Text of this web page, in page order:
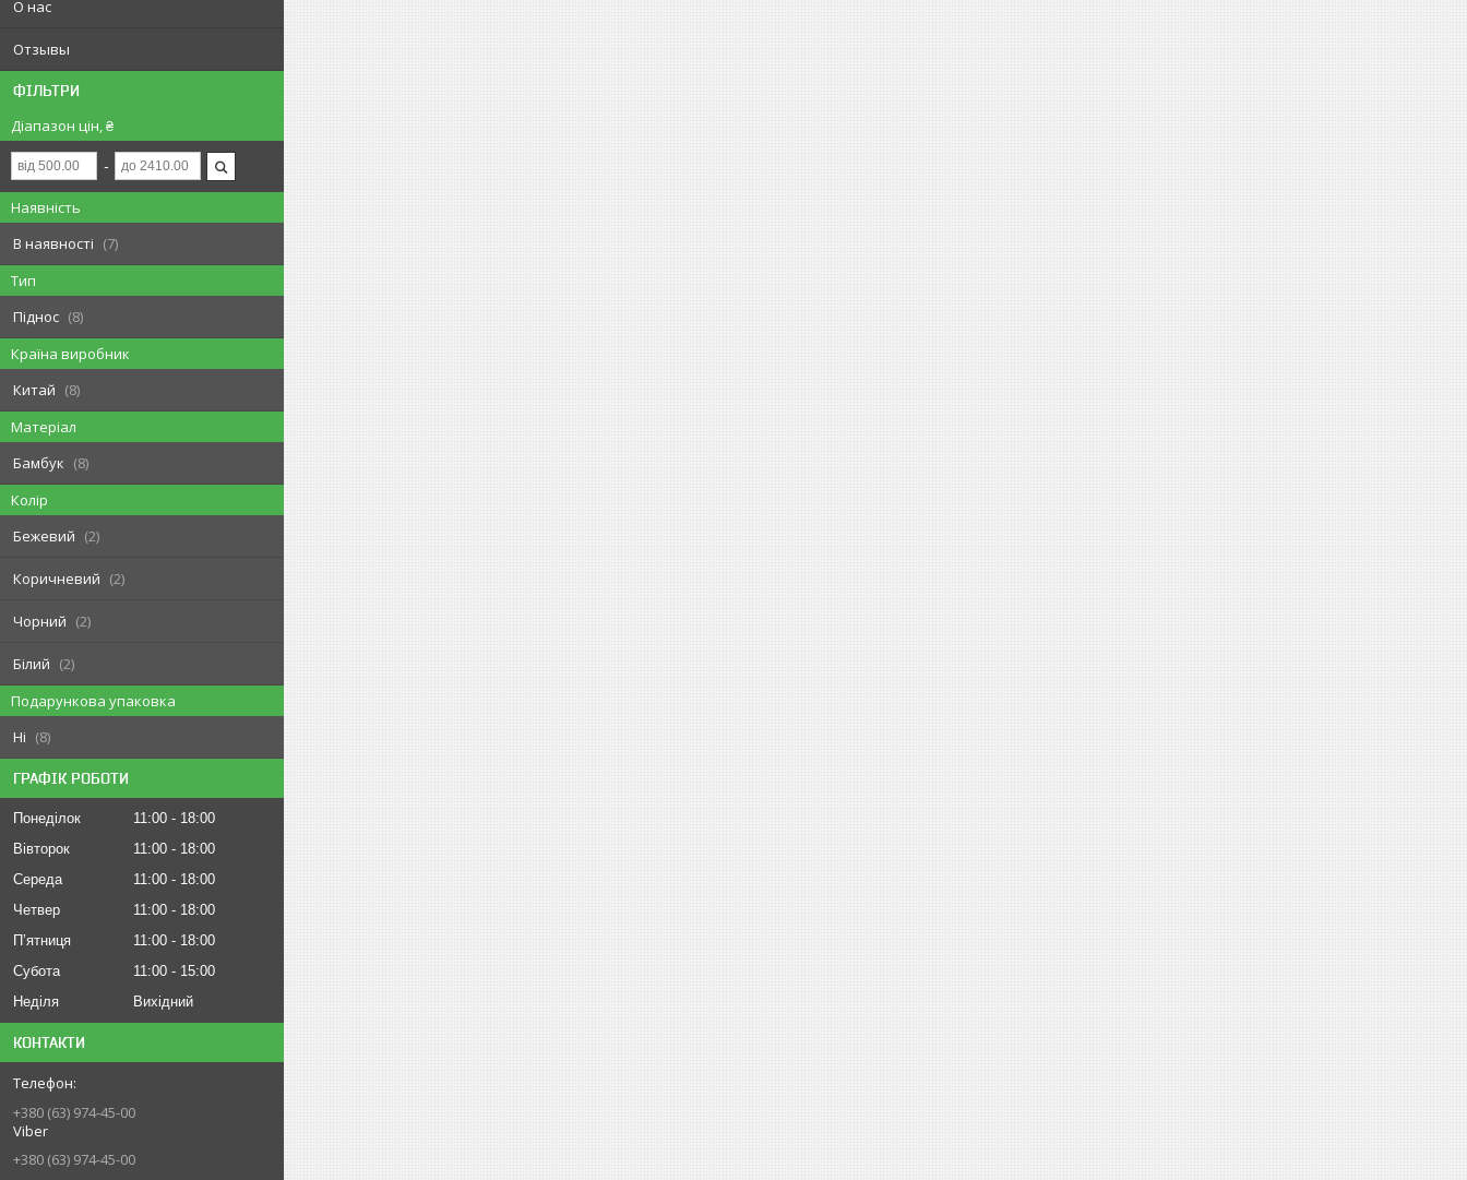
О нас
Отзывы
ФІЛЬТРИ
Діапазон цін, ₴
Наявність
В наявності
7
Тип
Піднос
8
Країна виробник
Китай
8
Матеріал
Бамбук
8
Колір
Бежевий
2
Коричневий 2
Чорний 2
Білий
2
Подарункова упаковка
Ні
8
ГРАФІК РОБОТИ
Понеділок 11:00
18:00
Вівторок
11:00
18:00
Середа
11:00
18:00
Четвер
11:00
18:00
Пʼятниця
11:00
18:00
Субота
11:00
15:00
Неділя
Вихідний
КОНТАКТИ
+380 (63) 974-45-00
Viber
+380 (63) 974-45-00